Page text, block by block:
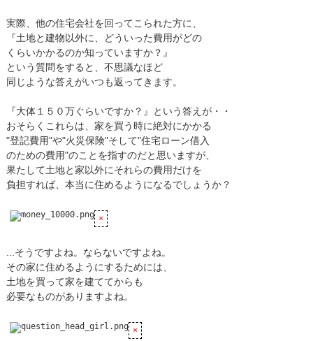
実際、他の住宅会社を回ってこられた方に、
『土地と建物以外に、どういった費用がどの
くらいかかるのか知っていますか？』
という質問をすると、不思議なほど
同じような答えがいつも返ってきます。
『大体１５０万ぐらいですか？』という答えが・・
おそらくこれらは、家を買う時に絶対にかかる
"登記費用"や"火災保険"そして"住宅ローン借入
のための費用"のことを指すのだと思いますが、
果たして土地と家以外にそれらの費用だけを
負担すれば、本当に住めるようになるでしょうか？
...そうですよね。ならないですよね。
その家に住めるようにするためには、
土地を買って家を建ててからも
必要なものがありますよね。